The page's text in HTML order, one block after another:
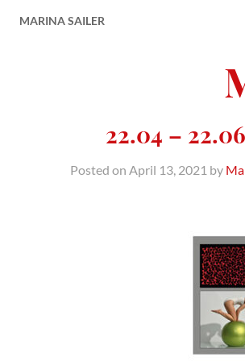
MARINA SAILER
22.04 –
Posted on April 13, 2021 by